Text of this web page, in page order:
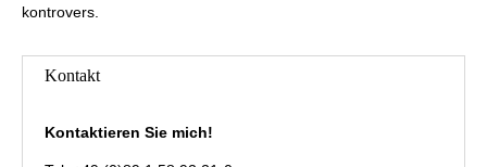
Kontakt
Kontaktieren Sie mich!